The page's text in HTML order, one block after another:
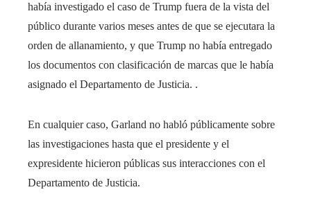
había investigado el caso de Trump fuera de la vista del
público durante varios meses antes de que se ejecutara la
orden de allanamiento, y que Trump no había entregado
los documentos con clasificación de marcas que le había
asignado el Departamento de Justicia. .
En cualquier caso, Garland no habló públicamente sobre
las investigaciones hasta que el presidente y el
expresidente hicieron públicas sus interacciones con el
Departamento de Justicia.